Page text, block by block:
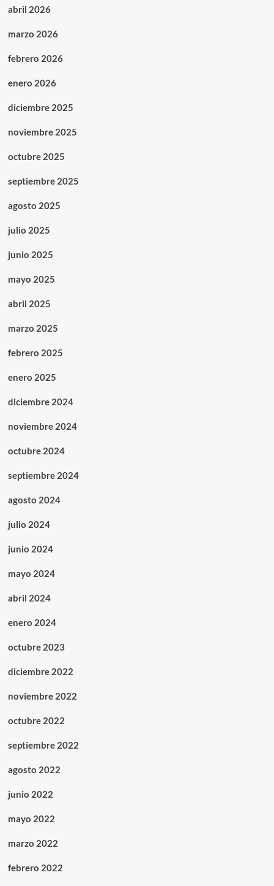
abril 2026
marzo 2026
febrero 2026
enero 2026
diciembre 2025
noviembre 2025
octubre 2025
septiembre 2025
agosto 2025
julio 2025
junio 2025
mayo 2025
abril 2025
marzo 2025
febrero 2025
enero 2025
diciembre 2024
noviembre 2024
octubre 2024
septiembre 2024
agosto 2024
julio 2024
junio 2024
mayo 2024
abril 2024
enero 2024
octubre 2023
diciembre 2022
noviembre 2022
octubre 2022
septiembre 2022
agosto 2022
junio 2022
mayo 2022
marzo 2022
febrero 2022